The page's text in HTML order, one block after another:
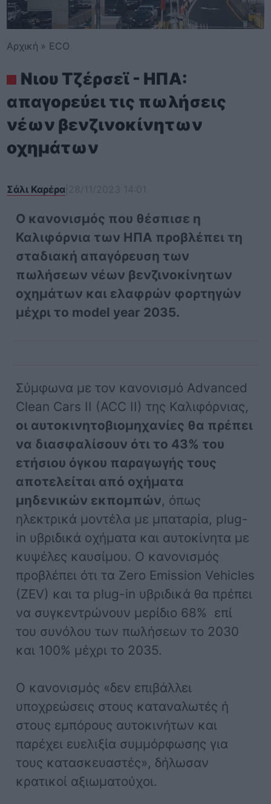
Αρχική » ECO
Νιου Τζέρσεϊ - ΗΠΑ:
απαγορεύει τις πωλήσεις
νέων βενζινοκίνητων
οχημάτων
Σάλι Καρέρα
Ο κανονισμός που θέσπισε η
Καλιφόρνια των ΗΠΑ προβλέπει τη
σταδιακή απαγόρευση των
πωλήσεων νέων βενζινοκίνητων
οχημάτων και ελαφρών φορτηγών
μέχρι το model year 2035.
Σύμφωνα με τον κανονισμό Advanced
Clean Cars II (ACC II) της Καλιφόρνιας,
οι αυτοκινητοβιομηχανίες θα πρέπει
να διασφαλίσουν ότι το 43% του
ετήσιου όγκου παραγωγής τους
αποτελείται από οχήματα
μηδενικών εκπομπών, όπως
ηλεκτρικά μοντέλα με μπαταρία, plug-
in υβριδικά οχήματα και αυτοκίνητα με
κυψέλες καυσίμου. Ο κανονισμός
προβλέπει ότι τα Zero Emission Vehicles
(ZEV) και τα plug-in υβριδικά θα πρέπει
να συγκεντρώνουν μερίδιο 68% επί
του συνόλου των πωλήσεων το 2030
και 100% μέχρι το 2035.
Ο κανονισμός «δεν επιβάλλει
υποχρεώσεις στους καταναλωτές ή
στους εμπόρους αυτοκινήτων και
παρέχει ευελιξία συμμόρφωσης για
τους κατασκευαστές», δήλωσαν
κρατικοί αξιωματούχοι.